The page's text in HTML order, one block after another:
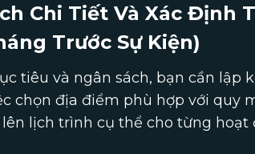
Chi Tiết Và Xác Định
Trước Sự Kiện)
tiêu và ngân sách, bạn cần lập
chọn địa điểm phù hợp với quy
lịch trình cụ thể cho từng hoạt